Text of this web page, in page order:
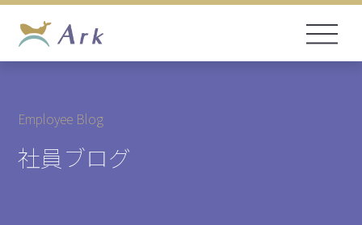
Employee Blog
社員ブログ